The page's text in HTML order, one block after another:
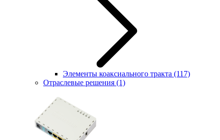
Элементы коаксиального тракта (117)
Отраслевые решения (1)